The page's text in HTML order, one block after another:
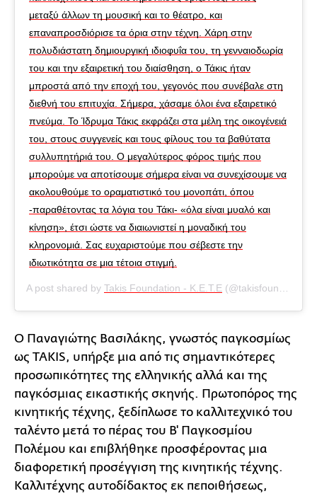
μεταξύ άλλων τη μουσική και το θέατρο, και
επαναπροσδιόρισε τα όρια στην τέχνη. Χάρη στην
πολυδιάστατη δημιουργική ιδιοφυΐα του, τη γενναιοδωρία
του και την εξαιρετική του διαίσθηση, ο Τάκις ήταν
μπροστά από την εποχή του, γεγονός που συνέβαλε στη
διεθνή του επιτυχία. Σήμερα, χάσαμε όλοι ένα εξαιρετικό
πνεύμα. Το Ίδρυμα Τάκις εκφράζει στα μέλη της οικογένειά
του, στους συγγενείς και τους φίλους του τα βαθύτατα
συλλυπητήριά του. Ο μεγαλύτερος φόρος τιμής που
μπορούμε να αποτίσουμε σήμερα είναι να συνεχίσουμε να
ακολουθούμε το οραματιστικό του μονοπάτι, όπου
-παραθέτοντας τα λόγια του Τάκι- «όλα είναι μυαλό και
κίνηση», έτσι ώστε να διαιωνιστεί η μοναδική του
κληρονομιά. Σας ευχαριστούμε που σέβεστε την
ιδιωτικότητα σε μια τέτοια στιγμή.
A post shared by Takis Foundation - K.E.T.E (@takisfoundation) on
Ο Παναγιώτης Βασιλάκης, γνωστός παγκοσμίως
ως TAKIS, υπήρξε μια από τις σημαντικότερες
προσωπικότητες της ελληνικής αλλά και της
παγκόσμιας εικαστικής σκηνής. Πρωτοπόρος της
κινητικής τέχνης, ξεδίπλωσε το καλλιτεχνικό του
ταλέντο μετά το πέρας του Β' Παγκοσμίου
Πολέμου και επιβλήθηκε προσφέροντας μια
διαφορετική προσέγγιση της κινητικής τέχνης.
Καλλιτέχνης αυτοδίδακτος εκ πεποιθήσεως,